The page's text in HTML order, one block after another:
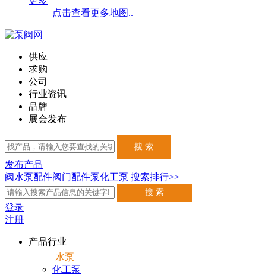
点击查看更多地图..
供应
求购
公司
行业资讯
品牌
展会发布
发布产品
阀水泵配件阀门配件泵化工泵 搜索排行>>
登录
注册
产品行业
水泵
化工泵